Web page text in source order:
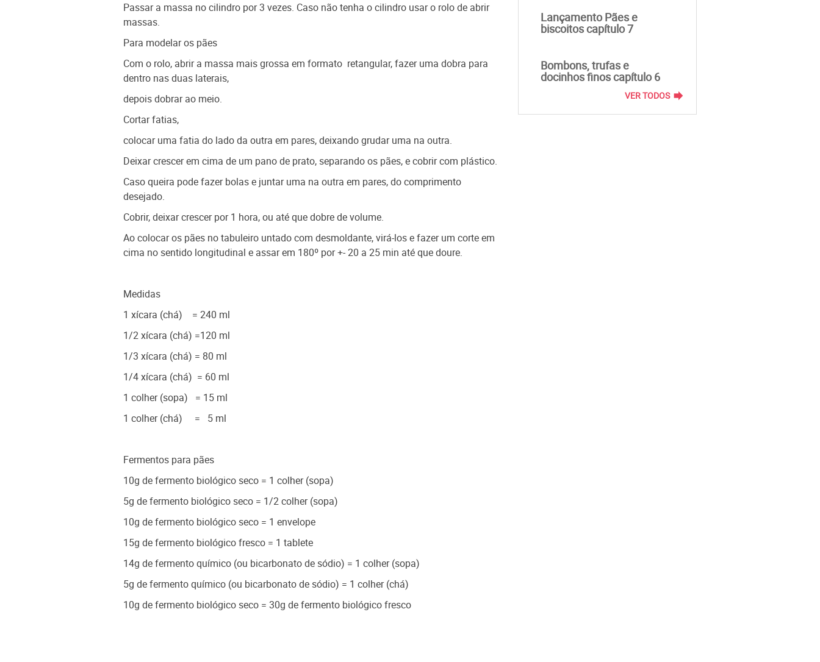
Passar a massa no cilindro por 3 vezes. Caso não tenha o cilindro usar o rolo de abrir
massas.
Para modelar os pães
Com o rolo, abrir a massa mais grossa em formato retangular, fazer uma dobra para
dentro nas duas laterais,
depois dobrar ao meio.
Cortar fatias,
colocar uma fatia do lado da outra em pares, deixando grudar uma na outra.
Deixar crescer em cima de um pano de prato, separando os pães, e cobrir com plástico.
Caso queira pode fazer bolas e juntar uma na outra em pares, do comprimento
desejado.
Cobrir, deixar crescer por 1 hora, ou até que dobre de volume.
Ao colocar os pães no tabuleiro untado com desmoldante, virá-los e fazer um corte em
cima no sentido longitudinal e assar em 180º por +- 20 a 25 min até que doure.
Medidas
1 xícara (chá) = 240 ml
1/2 xícara (chá) =120 ml
1/3 xícara (chá) = 80 ml
1/4 xícara (chá) = 60 ml
1 colher (sopa) = 15 ml
1 colher (chá) = 5 ml
Fermentos para pães
10g de fermento biológico seco = 1 colher (sopa)
5g de fermento biológico seco = 1/2 colher (sopa)
10g de fermento biológico seco = 1 envelope
15g de fermento biológico fresco = 1 tablete
14g de fermento químico (ou bicarbonato de sódio) = 1 colher (sopa)
5g de fermento químico (ou bicarbonato de sódio) = 1 colher (chá)
10g de fermento biológico seco = 30g de fermento biológico fresco
Lançamento Pães e
biscoitos capítulo 7
Bombons, trufas e
docinhos finos capítulo 6
VER TODOS forward